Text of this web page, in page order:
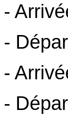
-
-
-
-